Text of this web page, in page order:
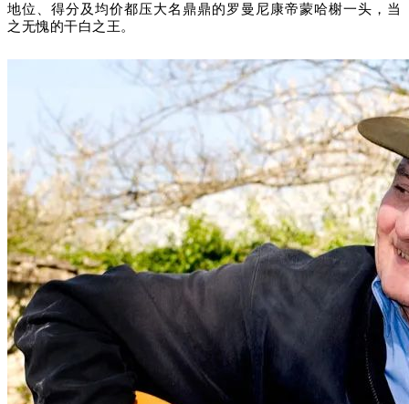
地位、得分及均价都压大名鼎鼎的罗曼尼康帝蒙哈榭一头，当
之无愧的干白之王。